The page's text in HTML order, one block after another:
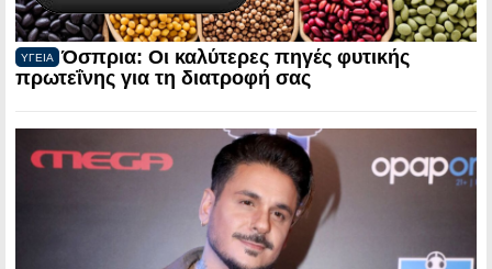
ΥΓΕΙΑ
Όσπρια: Οι καλύτερες πηγές φυτικής
πρωτεΐνης για τη διατροφή σας